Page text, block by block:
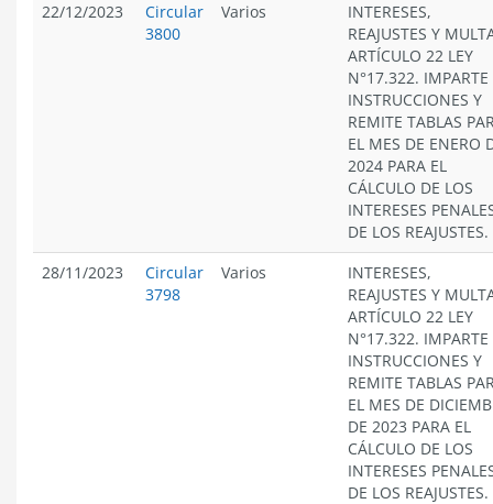
22/12/2023
Circular
3800
Varios
INTERESES,
REAJUSTES Y
ARTÍCULO 22 LEY
N°17.322. IMPARTE
INSTRUCCIONES Y
REMITE TABLAS
EL MES DE ENERO
2024 PARA EL
CÁLCULO DE LOS
INTERESES
DE LOS REAJUSTES.
28/11/2023
Circular
3798
Varios
INTERESES,
REAJUSTES Y
ARTÍCULO 22 LEY
N°17.322. IMPARTE
INSTRUCCIONES Y
REMITE TABLAS
EL MES DE
DE 2023 PARA EL
CÁLCULO DE LOS
INTERESES
DE LOS REAJUSTES.